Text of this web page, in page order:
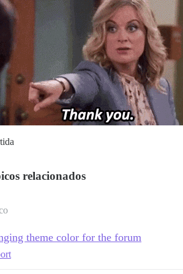
relacionados
theme color for the forum